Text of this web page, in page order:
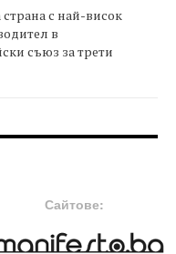
с най-висок
в
съюз за трети
Сайтове: